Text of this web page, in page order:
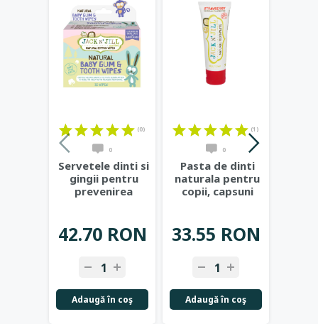
(0)
0
Servetele dinti si
gingii pentru
prevenirea
42.70 RON
Adaugă în coş
(1)
0
Pasta de dinti
naturala pentru
copii, capsuni
33.55 RON
Adaugă în coş
+ +